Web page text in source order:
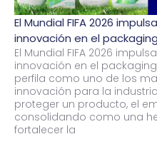
El Mundial FIFA 2026
innovación en el packaging
El Mundial FIFA 2026
innovación en el packaging
perfila como uno de los
innovación para la
proteger un producto, el
consolidando como una
fortalecer la